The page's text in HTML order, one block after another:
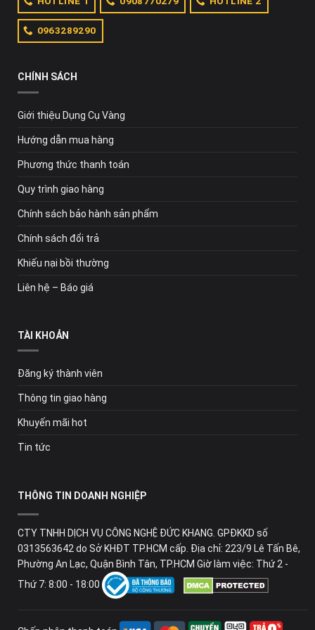
Mã số thuế:0316419566
Website:https://dungcuvang.com/
0963289290
CHÍNH SÁCH
Giới thiệu Dụng Cụ Vàng
Hướng dẫn mua hàng
Phương thức thanh toán
Quy trình giao hàng
Chính sách bảo hành sản phẩm
Chính sách đổi trả
Khiếu nại bồi thường
Liên hệ – Báo giá
TÀI KHOẢN
Đăng ký thành viên
Thông tin giao hàng
Khuyến mãi hot
Tin tức
THÔNG TIN DOANH NGHIỆP
CTY TNHH DỊCH VỤ CÔNG NGHỆ ĐỨC KHANG. GPĐKKD số
0313563642 do Sở KHĐT TP.HCM cấp. Địa chỉ: 223/9 Lê Tấn Bê,
Phường An Lạc, Quận Bình Tân, TP.HCM Giờ làm việc: Thứ 2 -
Thứ 7: 8:00 - 18:00